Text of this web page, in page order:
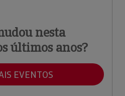
nesta
últimos anos?
EVENTOS